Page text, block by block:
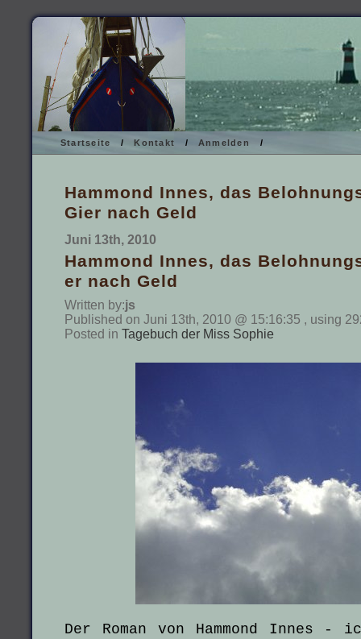
Startseite / Kontakt / Anmelden /
Hammond Innes, das
Gier nach Geld
Juni 13th, 2010
Hammond Innes, das
er nach Geld
Written by:js
Published on Juni 13th, 2010 @ 15:16:35 , using
Posted in Tagebuch der Miss Sophie
Der Roman von Hammond Innes